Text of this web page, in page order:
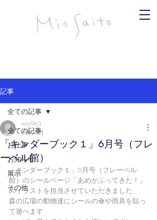
記事
全ての記事
お仕事
お知らせ
展示
その他
全ての記事
「キンダーブック１」6月号（フレ
ーベル館）
mio963
6月25日
「キンダーブック１」6月号（フレーベル
館）のシールページ「あめがふってきた！」
のイラストを担当させていただきました
森の広場の動物達にシールの傘や雨具を貼っ
て遊べます